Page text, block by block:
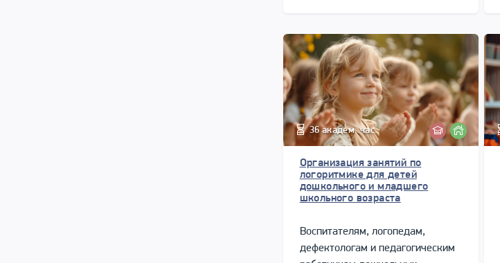
36 академ. час.
Организация занятий по
логоритмике для детей
дошкольного и младшего
школьного возраста
Воспитателям, логопедам,
дефектологам и педагогическим